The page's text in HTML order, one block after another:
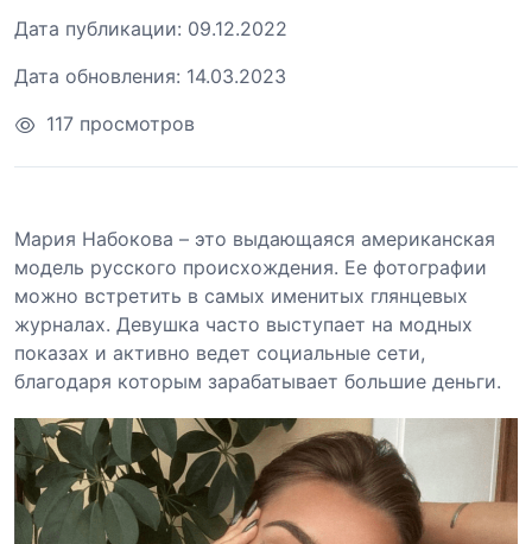
Дата публикации: 09.12.2022
Дата обновления: 14.03.2023
117 просмотров
Мария Набокова – это выдающаяся американская
модель русского происхождения. Ее фотографии
можно встретить в самых именитых глянцевых
журналах. Девушка часто выступает на модных
показах и активно ведет социальные сети,
благодаря которым зарабатывает большие деньги.